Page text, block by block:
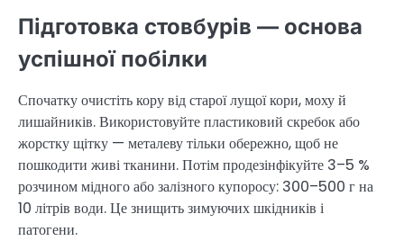
Підготовка стовбурів — основа
успішної побілки
Спочатку очистіть кору від старої лущої кори, моху й
лишайників. Використовуйте пластиковий скребок або
жорстку щітку — металеву тільки обережно, щоб не
пошкодити живі тканини. Потім продезінфікуйте 3–5 %
розчином мідного або залізного купоросу: 300–500 г на
10 літрів води. Це знищить зимуючих шкідників і
патогени.